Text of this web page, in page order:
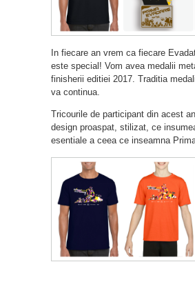
In fiecare an vrem ca fiecare
este special! Vom avea medalii
finisherii editiei 2017. Traditia
va continua.
Tricourile de participant din acest
design proaspat, stilizat, ce
esentiale a ceea ce inseamna